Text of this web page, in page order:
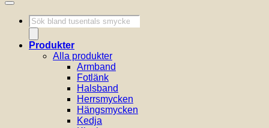
Produktsökning
Produkter
Alla produkter
Armband
Fotlänk
Halsband
Herrsmycken
Hängsmycken
Kedja